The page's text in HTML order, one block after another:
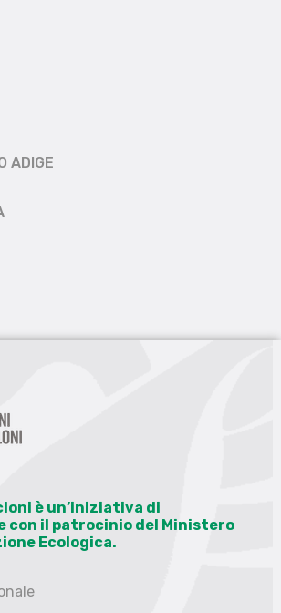
ADIGE
è un’iniziativa di
con il patrocinio del Ministero
Ecologica.